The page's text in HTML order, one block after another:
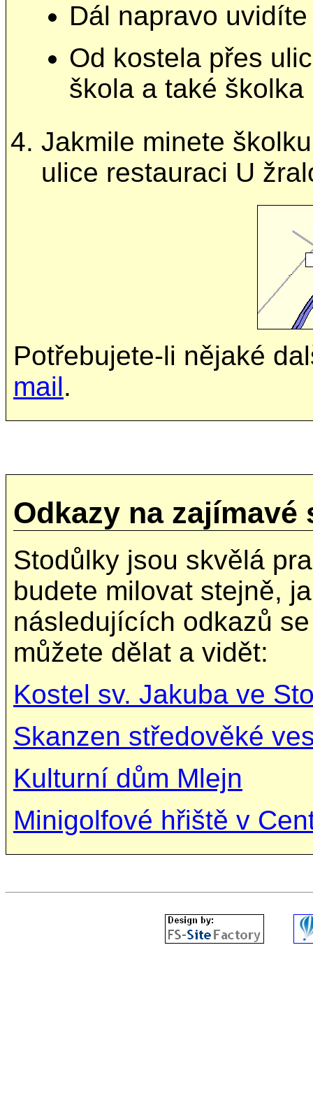
Dál napravo
Od kostela přes
škola a také školka
Jakmile minete
ulice restauraci U
Potřebujete-li nějaké
mail.
Odkazy na zajímavé
Stodůlky jsou skvělá
budete milovat stejně,
následujících odkazů
můžete dělat a vidět:
Kostel sv. Jakuba ve
Skanzen středověké
Kulturní dům Mlejn
Minigolfové hřiště v